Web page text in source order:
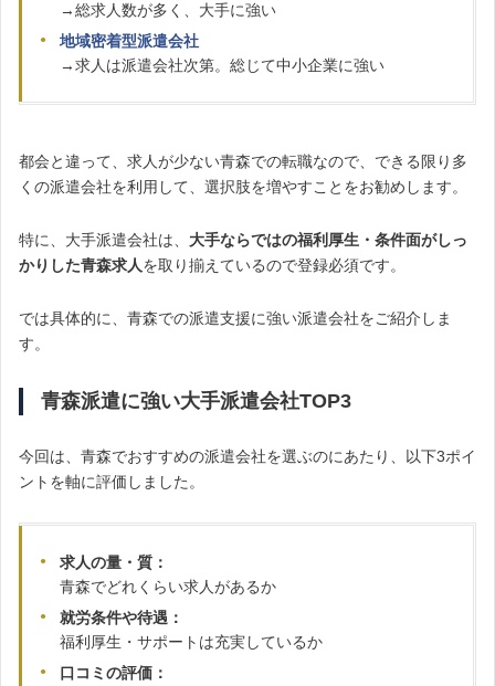
→総求人数が多く、大手に強い
地域密着型派遣会社
→求人は派遣会社次第。総じて中小企業に強い
都会と違って、求人が少ない青森での転職なので、できる限り多
くの派遣会社を利用して、選択肢を増やすことをお勧めします。
特に、大手派遣会社は、 大手ならではの福利厚生・条件面がしっ
かりした青森求人を取り揃えているので登録必須です。
では具体的に、青森での派遣支援に強い派遣会社をご紹介しま
す。
青森派遣に強い大手派遣会社TOP3
今回は、青森でおすすめの派遣会社を選ぶのにあたり、以下3ポイ
ントを軸に評価しました。
求人の量・質：
青森でどれくらい求人があるか
就労条件や待遇：
福利厚生・サポートは充実しているか
口コミの評価：